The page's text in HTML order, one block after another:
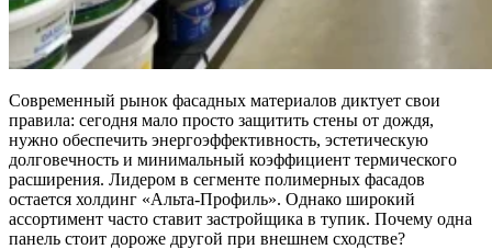
Современный рынок фасадных материалов диктует свои
правила: сегодня мало просто защитить стены от дождя,
нужно обеспечить энергоэффективность, эстетическую
долговечность и минимальный коэффициент термического
расширения. Лидером в сегменте полимерных фасадов
остается холдинг «Альта-Профиль». Однако широкий
ассортимент часто ставит застройщика в тупик. Почему одна
панель стоит дороже другой при внешнем сходстве?